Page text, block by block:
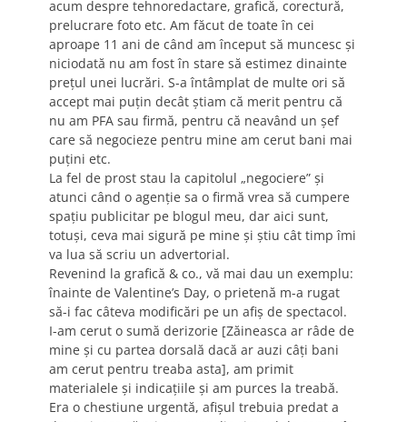
acum despre tehnoredactare, grafică, corectură,
prelucrare foto etc. Am făcut de toate în cei
aproape 11 ani de când am început să muncesc şi
niciodată nu am fost în stare să estimez dinainte
preţul unei lucrări. S-a întâmplat de multe ori să
accept mai puţin decât ştiam că merit pentru că
nu am PFA sau firmă, pentru că neavând un şef
care să negocieze pentru mine am cerut bani mai
puţini etc.
La fel de prost stau la capitolul „negociere” şi
atunci când o agenţie sa o firmă vrea să cumpere
spaţiu publicitar pe blogul meu, dar aici sunt,
totuşi, ceva mai sigură pe mine şi ştiu cât timp îmi
va lua să scriu un advertorial.
Revenind la grafică & co., vă mai dau un exemplu:
înainte de Valentine’s Day, o prietenă m-a rugat
să-i fac câteva modificări pe un afiş de spectacol.
I-am cerut o sumă derizorie [Zăineasca ar râde de
mine şi cu partea dorsală dacă ar auzi câţi bani
am cerut pentru treaba asta], am primit
materialele şi indicaţiile şi am purces la treabă.
Era o chestiune urgentă, afişul trebuia predat a